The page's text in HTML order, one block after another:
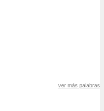
ver más palabras